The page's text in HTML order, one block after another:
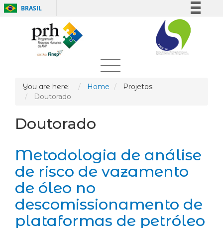
BRASIL
Simplifique!
Comunica BR
Participe
Legislação
You are here: Home
Projetos
Doutorado
Doutorado
Metodologia de análise
de risco de vazamento
de óleo no
descomissionamento de
plataformas de petróleo